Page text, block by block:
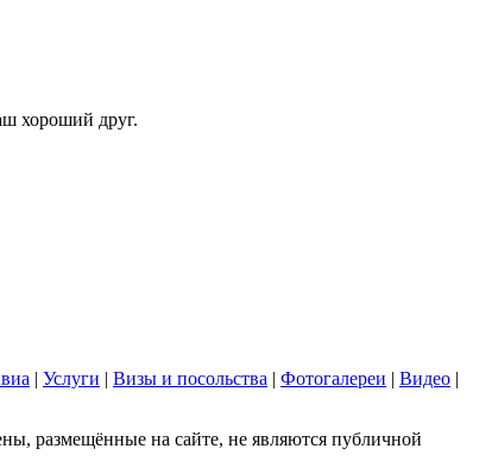
хороший друг.
| Услуги | Визы и посольства | Фотогалереи | Видео |
размещённые на сайте, не являются публичной